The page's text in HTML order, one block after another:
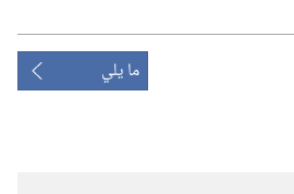
ما يلي